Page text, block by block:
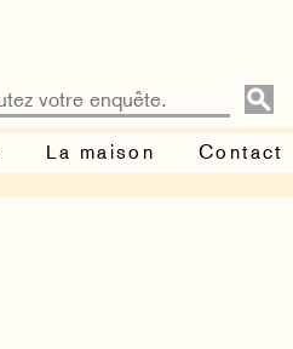
La maison Contact